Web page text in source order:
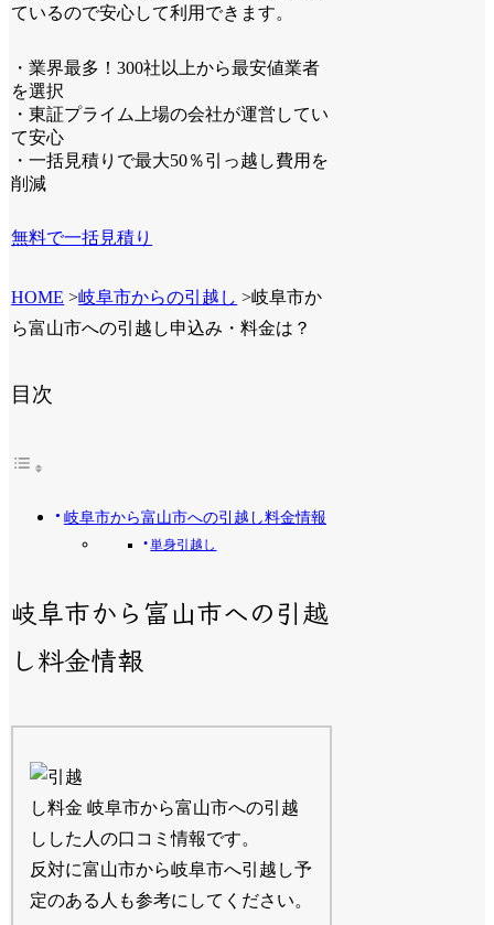
ているので安心して利用できます。
・業界最多！300社以上から最安値業者
を選択
・東証プライム上場の会社が運営してい
て安心
・一括見積りで最大50％引っ越し費用を
削減
無料で一括見積り
HOME >岐阜市からの引越し >岐阜市か
ら富山市への引越し申込み・料金は？
目次
岐阜市から富山市への引越し料金情報
単身引越し
岐阜市から富山市への引越
し料金情報
岐阜市から富山市への引越
しした人の口コミ情報です。
反対に富山市から岐阜市へ引越し予
定のある人も参考にしてください。